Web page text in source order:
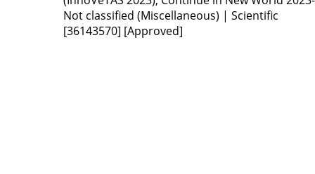
Not classified (Miscellaneous) | Scientific
[36143570] [Approved]